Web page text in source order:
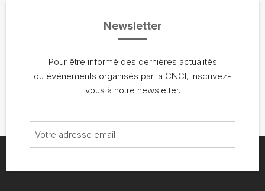
Newsletter
Pour être informé des dernières actualités
ou événements organisés par la CNCI, inscrivez-
vous à notre newsletter.